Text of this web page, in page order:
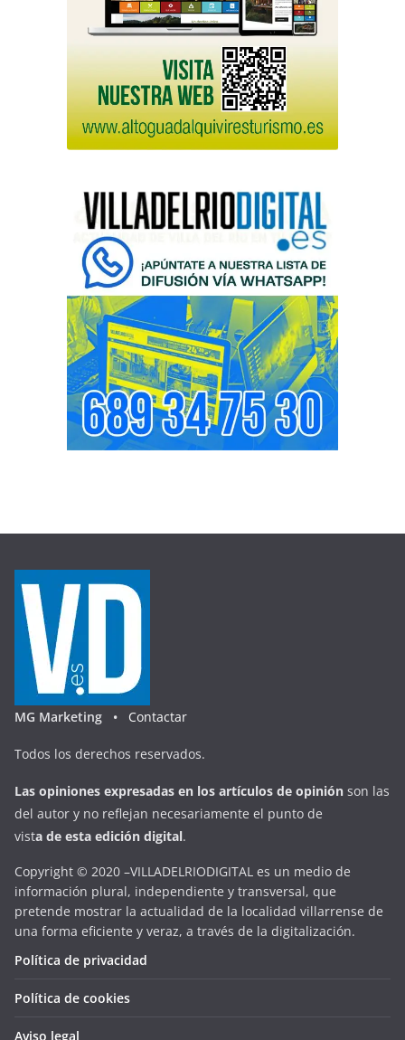
MG Marketing • Contactar
Todos los derechos reservados.
Las opiniones expresadas en los artículos de opinión son las
del autor y no reflejan necesariamente el punto de
vista de esta edición digital.
Copyright © 2020 –VILLADELRIODIGITAL es un medio de
información plural, independiente y transversal, que
pretende mostrar la actualidad de la localidad villarrense de
una forma eficiente y veraz, a través de la digitalización.
Política de privacidad
Política de cookies
Aviso legal